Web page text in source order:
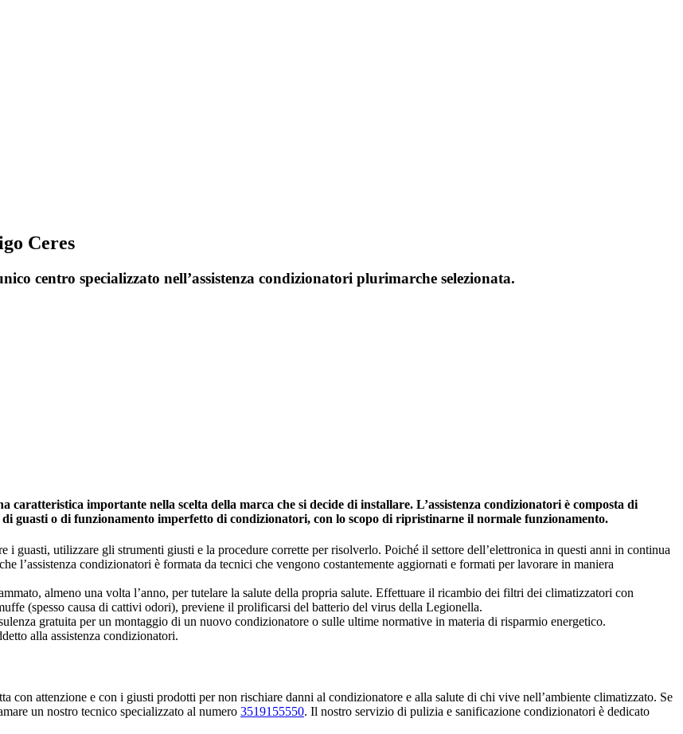
Ceres
centro specializzato nell’assistenza condizionatori plurimarche selezionata.
caratteristica importante nella scelta della marca che si decide di installare. L’assistenza condizionatori è composta di
guasti o di funzionamento imperfetto di condizionatori, con lo scopo di ripristinarne il normale funzionamento.
i guasti, utilizzare gli strumenti giusti e la procedure corrette per risolverlo. Poiché il settore dell’elettronica in questi anni in continua
l’assistenza condizionatori è formata da tecnici che vengono costantemente aggiornati e formati per lavorare in maniera
almeno una volta l’anno, per tutelare la salute della propria salute. Effettuare il ricambio dei filtri dei climatizzatori con
(spesso causa di cattivi odori), previene il prolificarsi del batterio del virus della Legionella.
gratuita per un montaggio di un nuovo condizionatore o sulle ultime normative in materia di risparmio energetico.
alla assistenza condizionatori.
con attenzione e con i giusti prodotti per non rischiare danni al condizionatore e alla salute di chi vive nell’ambiente climatizzato. Se
un nostro tecnico specializzato al numero 3519155550. Il nostro servizio di pulizia e sanificazione condizionatori è dedicato